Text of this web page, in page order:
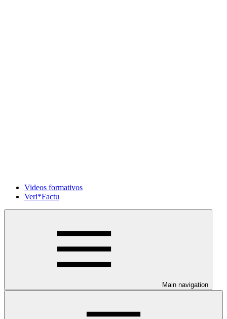
Videos formativos
Veri*Factu
Main navigation